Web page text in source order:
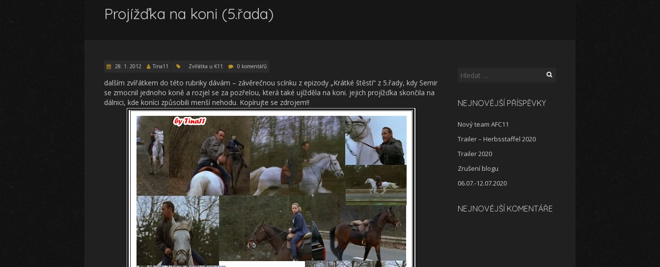
Projížďka na koni (5.řada)
28. 1. 2012 Tina11 Zvířátka u K11 0 komentářů
dalším zvířátkem do této rubriky dávám – závěrečnou scínku z epizody „Krátké štěstí“ z 5.řady, kdy Semir
se zmocnil jednoho koně a rozjel se za pozřelou, která také ujížděla na koni. jejich projížďka skončila na
dálnici, kde koníci způsobili menší nehodu. Kopírujte se zdrojem!!
Vyhledávání
NEJNOVĚJŠÍ PŘÍSPĚVKY
Nový team AFC11
Trailer – Herbsstaffel 2020
Trailer 2020
Zrušení blogu
06.07.-12.07.2020
NEJNOVĚJŠÍ KOMENTÁŘE